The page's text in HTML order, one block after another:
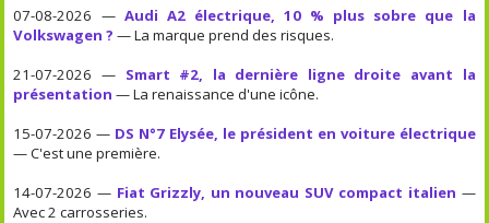
07-08-2026 — Audi A2 électrique, 10 % plus sobre que la
Volkswagen ? — La marque prend des risques.
21-07-2026 — Smart #2, la dernière ligne droite avant la
présentation — La renaissance d'une icône.
15-07-2026 — DS N°7 Elysée, le président en voiture électrique
— C'est une première.
14-07-2026 — Fiat Grizzly, un nouveau SUV compact italien —
Avec 2 carrosseries.